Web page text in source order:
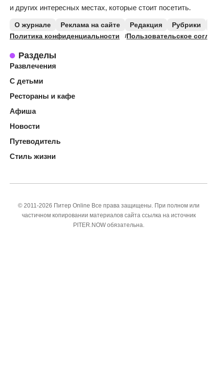
и других интересных местах, которые стоит посетить.
О журнале Реклама на сайте Редакция Рубрики
Политика конфиденциальности
Пользовательское
Разделы
Развлечения
С детьми
Рестораны и кафе
Афиша
Новости
Путеводитель
Стиль жизни
© 2011-2026 Питер Online Все права защищены. При полном или
частичном копировании материалов сайта ссылка на источник
PITER.NOW обязательна.